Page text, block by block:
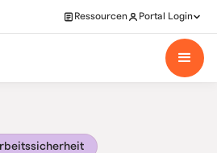
Ressourcen Portal Login